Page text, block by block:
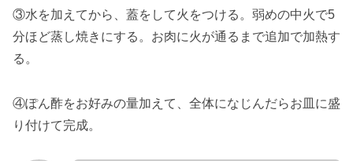
③水を加えてから、蓋をして火をつける。弱めの中火で5
分ほど蒸し焼きにする。お肉に火が通るまで追加で加熱す
る。
④ぽん酢をお好みの量加えて、全体になじんだらお皿に盛
り付けて完成。